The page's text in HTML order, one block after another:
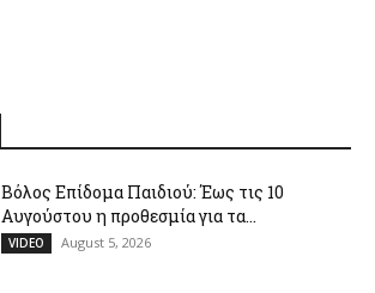
Βόλος Επίδομα Παιδιού: Έως τις 10
Αυγούστου η προθεσμία για τα...
VIDEO August 5, 2026